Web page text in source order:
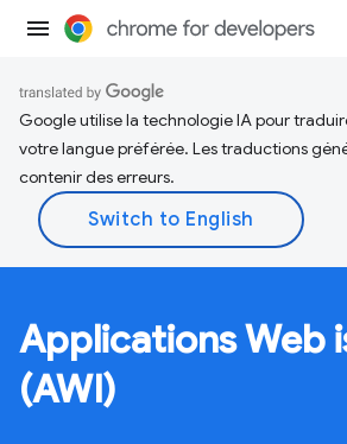
Google utilise la technologie IA pour
votre langue préférée. Les traductions
contenir des erreurs.
Applications Web
(AWI)